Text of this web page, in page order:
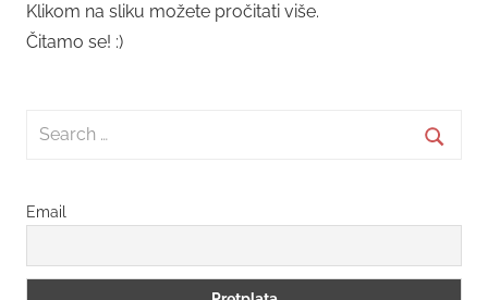
Klikom na sliku možete pročitati više.
Čitamo se! :)
Search
Email